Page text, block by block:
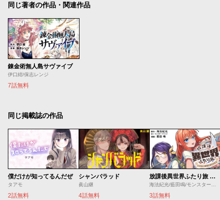
同じ著者の作品・関連作品
錬金術無人島サヴァイブ
伊口紺/保志レンジ
7話無料
同じ掲載誌の作品
僕だけが知ってるんだぜ
タアモ
2話無料
シャンバラッド
眞山継
4話無料
放課後異世界ふたり旅 ～いらない勇者ひきとります～
海法紀光/藍田鳴/モンスターラウンジ
3話無料